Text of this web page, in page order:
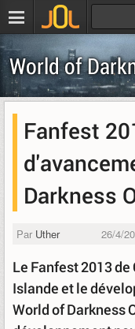
World of
Fanfest
Darkness
Par Uther 26/4/
Le Fanfest 2013
Islande et le
World of Darkness